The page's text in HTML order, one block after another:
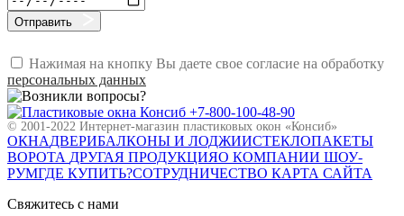
Отправить
Нажимая на кнопку Вы даете свое согласие на обработку
персональных данных
+7-800-100-48-90
© 2001-2022 Интернет-магазин пластиковых окон «Консиб»
ОКНАДВЕРИБАЛКОНЫ И ЛОДЖИИСТЕКЛОПАКЕТЫ
ВОРОТА ДРУГАЯ ПРОДУКЦИЯО КОМПАНИИ ШОУ-
РУМГДЕ КУПИТЬ?СОТРУДНИЧЕСТВО КАРТА САЙТА
Свяжитесь с нами